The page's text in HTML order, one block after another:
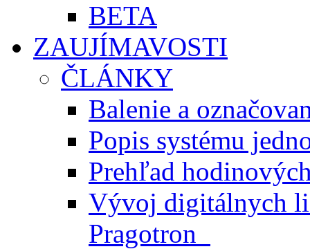
BETA
ZAUJÍMAVOSTI
ČLÁNKY
Balenie a
Popis systému
Prehľad
Vývoj digitálnych
Pragotron